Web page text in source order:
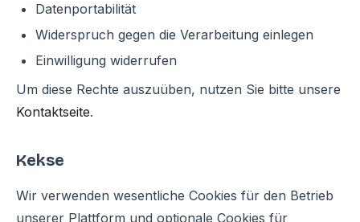
Datenportabilität
Widerspruch gegen die Verarbeitung einlegen
Einwilligung widerrufen
Um diese Rechte auszuüben, nutzen Sie bitte unsere
Kontaktseite.
Kekse
Wir verwenden wesentliche Cookies für den Betrieb
unserer Plattform und optionale Cookies für